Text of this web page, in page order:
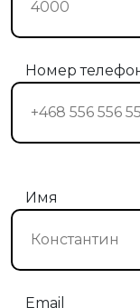
Номер
Имя
Email